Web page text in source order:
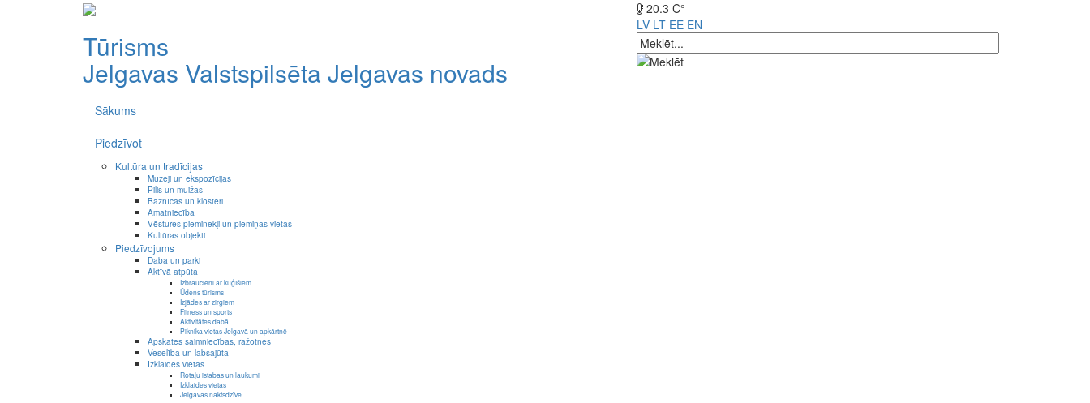
Tūrisms
Jelgavas Valstspilsēta Jelgavas novads
20.3 C°
LV LT EE EN
Sākums
Piedzīvot
Kultūra un tradīcijas
Muzeji un ekspozīcijas
Pilis un muižas
Baznīcas un klosteri
Amatniecība
Vēstures pieminekļi un piemiņas vietas
Kultūras objekti
Piedzīvojums
Daba un parki
Aktīvā atpūta
Izbraucieni ar kuģīšiem
Ūdens tūrisms
Izjādes ar zirgiem
Fitness un sports
Aktivitātes dabā
Piknika vietas Jelgavā un apkārtnē
Apskates saimniecības, ražotnes
Veselība un labsajūta
Izklaides vietas
Rotaļu istabas un laukumi
Izklaides vietas
Jelgavas naktsdzīve